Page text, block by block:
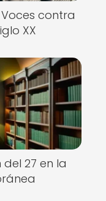
contra
XX
27 en la